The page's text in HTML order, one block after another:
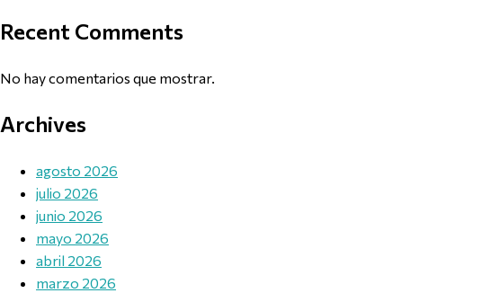
Recent Comments
No hay comentarios que mostrar.
Archives
agosto 2026
julio 2026
junio 2026
mayo 2026
abril 2026
marzo 2026